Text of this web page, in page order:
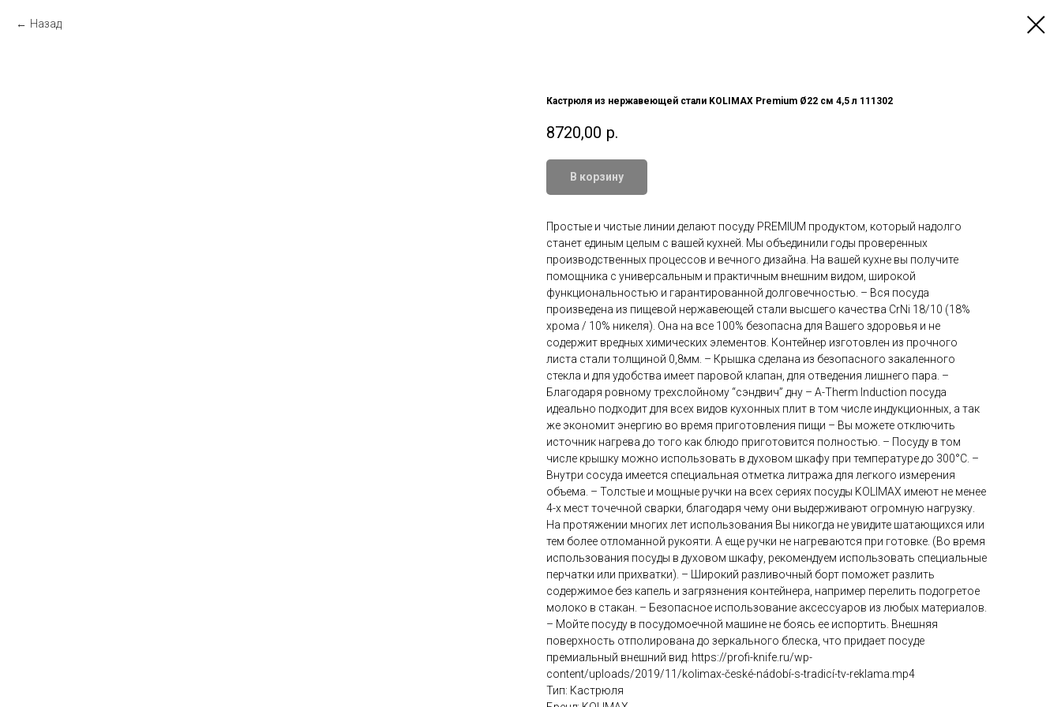
Назад
Кастрюля из нержавеющей стали KOLIMAX Premium Ø22 см 4,5 л 111302
8720,00 р.
В корзину
Простые и чистые линии делают посуду PREMIUM продуктом, который надолго
станет единым целым с вашей кухней. Мы объединили годы проверенных
производственных процессов и вечного дизайна. На вашей кухне вы получите
помощника с универсальным и практичным внешним видом, широкой
функциональностью и гарантированной долговечностью. – Вся посуда
произведена из пищевой нержавеющей стали высшего качества CrNi 18/10 (18%
хрома / 10% никеля). Она на все 100% безопасна для Вашего здоровья и не
содержит вредных химических элементов. Контейнер изготовлен из прочного
листа стали толщиной 0,8мм. – Крышка сделана из безопасного закаленного
стекла и для удобства имеет паровой клапан, для отведения лишнего пара. –
Благодаря ровному трехслойному “сэндвич” дну – A-Therm Induction посуда
идеально подходит для всех видов кухонных плит в том числе индукционных, а так
же экономит энергию во время приготовления пищи – Вы можете отключить
источник нагрева до того как блюдо приготовится полностью. – Посуду в том
числе крышку можно использовать в духовом шкафу при температуре до 300°C. –
Внутри сосуда имеется специальная отметка литража для легкого измерения
объема. – Толстые и мощные ручки на всех сериях посуды KOLIMAX имеют не менее
4-х мест точечной сварки, благодаря чему они выдерживают огромную нагрузку.
На протяжении многих лет использования Вы никогда не увидите шатающихся или
тем более отломанной рукояти. А еще ручки не нагреваются при готовке. (Во время
использования посуды в духовом шкафу, рекомендуем использовать специальные
перчатки или прихватки). – Широкий разливочный борт поможет разлить
содержимое без капель и загрязнения контейнера, например перелить подогретое
молоко в стакан. – Безопасное использование аксессуаров из любых материалов.
– Мойте посуду в посудомоечной машине не боясь ее испортить. Внешняя
поверхность отполирована до зеркального блеска, что придает посуде
премиальный внешний вид. https://profi-knife.ru/wp-
content/uploads/2019/11/kolimax-české-nádobí-s-tradicí-tv-reklama.mp4
Тип: Кастрюля